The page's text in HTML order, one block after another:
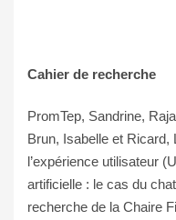
Cahier de recherche
PromTep, Sandrine,
Brun, Isabelle et Ricard,
l’expérience utilisateur
artificielle : le cas du
recherche de la Chaire